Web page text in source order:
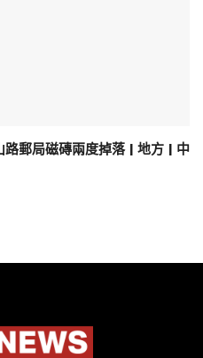
郵局磁磚兩度掉落 | 地方 | 中